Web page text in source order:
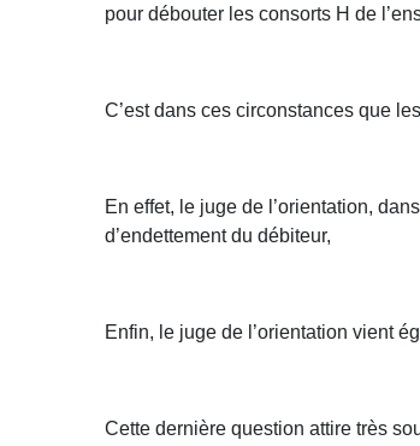
pour débouter les consorts H de
C’est dans ces circonstances que
En effet, le juge de l’orientation,
d’endettement du débiteur,
Enfin, le juge de l’orientation vient
Cette dernière question attire très